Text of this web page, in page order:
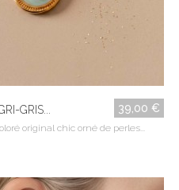
GRIS... 39,00 €
original chic orné de perles...